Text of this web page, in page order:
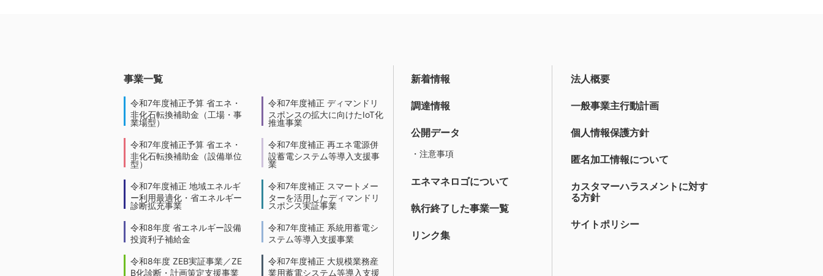
事業一覧
令和7年度補正予算 省エネ・
非化石転換補助金（工場・事
業場型）
令和7年度補正予算 省エネ・
非化石転換補助金（設備単位
型）
令和7年度補正 地域エネルギ
ー利用最適化・省エネルギー
診断拡充事業
令和8年度 省エネルギー設備
投資利子補給金
令和8年度 ZEB実証事業／ZE
B化診断・計画策定支援事業
令和7年度補正 ディマンドリ
スポンスの拡大に向けたIoT化
推進事業
令和7年度補正 再エネ電源併
設蓄電システム等導入支援事
業
令和7年度補正 スマートメー
ターを活用したディマンドリ
スポンス実証事業
令和7年度補正 系統用蓄電シ
ステム等導入支援事業
令和7年度補正 大規模業務産
業用蓄電システム等導入支援
新着情報
調達情報
公開データ
・注意事項
エネマネロゴについて
執行終了した事業一覧
リンク集
法人概要
一般事業主行動計画
個人情報保護方針
匿名加工情報について
カスタマーハラスメントに対す
る方針
サイトポリシー